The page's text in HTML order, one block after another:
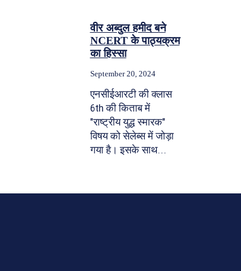
वीर अब्दुल हमीद बने
NCERT के पाठ्यक्रम
का हिस्सा
September 20, 2024
एनसीईआरटी की क्लास
6th की किताब में
"राष्ट्रीय युद्ध स्मारक"
विषय को सेलेब्स में जोड़ा
गया है। इसके साथ...